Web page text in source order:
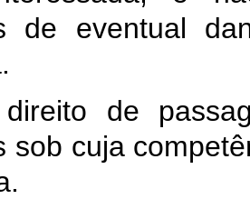
de eventual
de
sob cuja